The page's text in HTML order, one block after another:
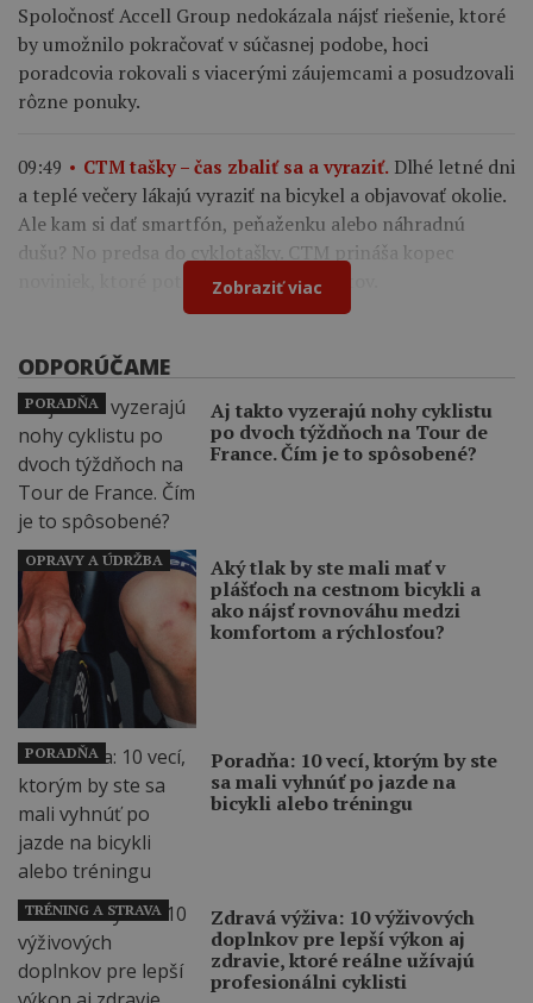
Spoločnosť Accell Group nedokázala nájsť riešenie, ktoré
by umožnilo pokračovať v súčasnej podobe, hoci
poradcovia rokovali s viacerými záujemcami a posudzovali
rôzne ponuky.
09:49 CTM tašky – čas zbaliť sa a vyraziť. Dlhé letné dni
a teplé večery lákajú vyraziť na bicykel a objavovať okolie.
Ale kam si dať smartfón, peňaženku alebo náhradnú
dušu? No predsa do cyklotašky. CTM prináša kopec
noviniek, ktoré potešia všetkých cyklistov.
Zobraziť viac
ODPORÚČAME
Aj takto vyzerajú nohy cyklistu
po dvoch týždňoch na Tour de
France. Čím je to spôsobené?
PORADŇA
Aký tlak by ste mali mať v
plášťoch na cestnom bicykli a
ako nájsť rovnováhu medzi
komfortom a rýchlosťou?
OPRAVY A ÚDRŽBA
Poradňa: 10 vecí, ktorým by ste
sa mali vyhnúť po jazde na
bicykli alebo tréningu
PORADŇA
Zdravá výživa: 10 výživových
doplnkov pre lepší výkon aj
zdravie, ktoré reálne užívajú
profesionálni cyklisti
TRÉNING A STRAVA